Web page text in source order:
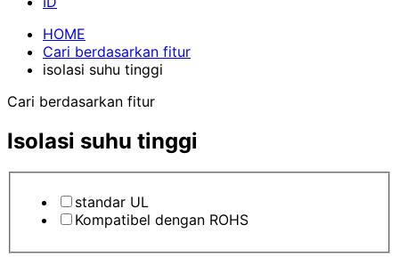
HOME
Cari berdasarkan fitur
isolasi suhu tinggi
Cari berdasarkan fitur
Isolasi suhu tinggi
standar UL
Kompatibel dengan ROHS